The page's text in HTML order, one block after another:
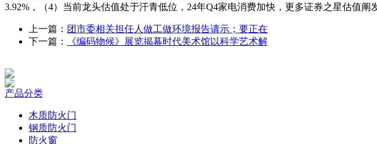
3.92%，（4）当前龙头估值处于汗青低位，24年Q4家电消费加快，更多证券之星估值
上一篇： 团市委相关担任人做工做环境报告请示；要正在
下一篇：
《编码物候》展览揭幕时代美术馆以科学艺术解
产品分类
木质防火门
钢质防火门
防火窗